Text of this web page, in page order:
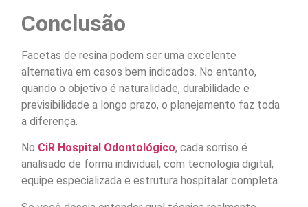
Conclusão
Facetas de resina podem ser uma excelente
alternativa em casos bem indicados. No entanto,
quando o objetivo é naturalidade, durabilidade e
previsibilidade a longo prazo, o planejamento faz toda
a diferença.
No CiR Hospital Odontológico, cada sorriso é
analisado de forma individual, com tecnologia digital,
equipe especializada e estrutura hospitalar completa.